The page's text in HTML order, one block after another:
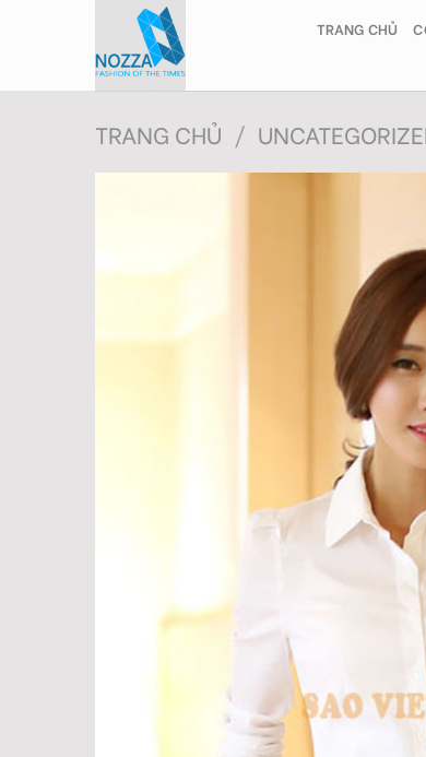
TRANG CHỦ
TRANG CHỦ /